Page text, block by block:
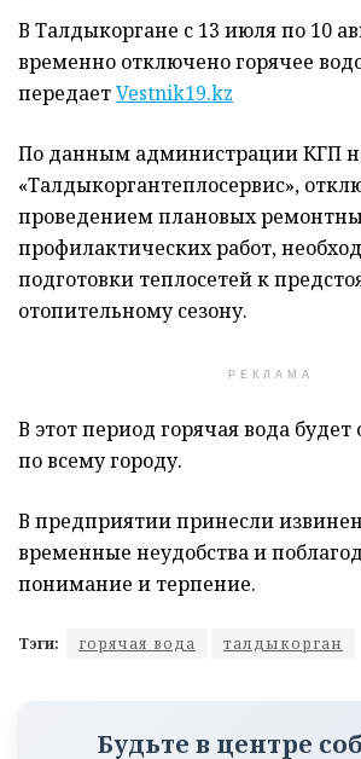
В Талдыкоргане с 13 июля по 10
временно отключено горячее
передаетVestnik19.kz
По данным администрации КГП
«Талдыкоргантеплосервис»,
проведением плановых
профилактических работ,
подготовки теплосетей к
отопительному сезону.
РЕКЛАМА
В этот период горячая вода будет
по всему городу.
В предприятии принесли
временные неудобства и
понимание и терпение.
Тэги: горячая вода талдыкорган
Будьте в центре